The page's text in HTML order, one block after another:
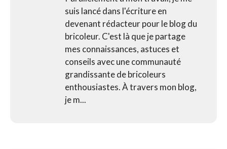
suis lancé dans l'écriture en
devenant rédacteur pour le blog du
bricoleur. C'est là que je partage
mes connaissances, astuces et
conseils avec une communauté
grandissante de bricoleurs
enthousiastes. À travers mon blog,
je m...